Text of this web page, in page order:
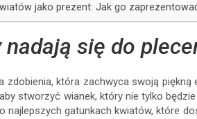
jako prezent: Jak go
się do
zdobienia, która zachwyca swoją piękną
stworzyć wianek, który nie tylko
najlepszych gatunkach kwiatów, które